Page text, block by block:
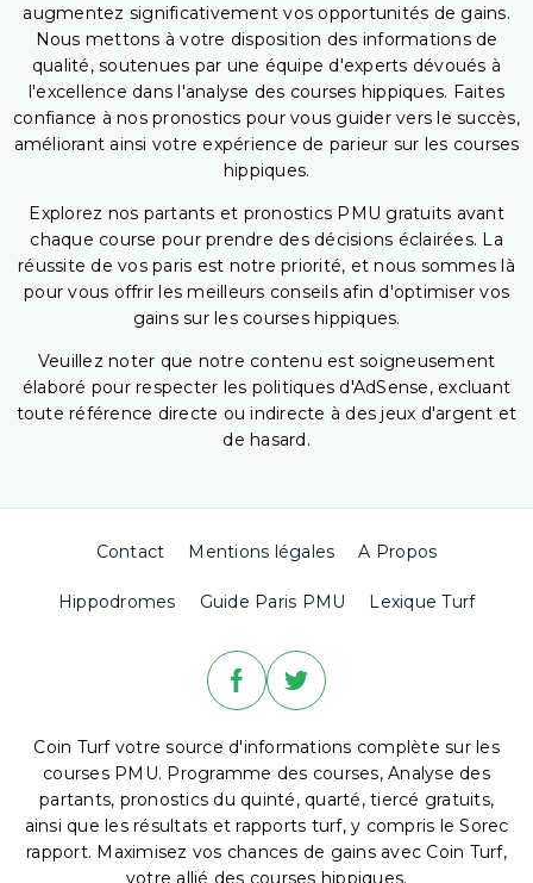
augmentez significativement vos opportunités de gains.
Nous mettons à votre disposition des informations de
qualité, soutenues par une équipe d'experts dévoués à
l'excellence dans l'analyse des courses hippiques. Faites
confiance à nos pronostics pour vous guider vers le succès,
améliorant ainsi votre expérience de parieur sur les courses
hippiques.
Explorez nos partants et pronostics PMU gratuits avant
chaque course pour prendre des décisions éclairées. La
réussite de vos paris est notre priorité, et nous sommes là
pour vous offrir les meilleurs conseils afin d'optimiser vos
gains sur les courses hippiques.
Veuillez noter que notre contenu est soigneusement
élaboré pour respecter les politiques d'AdSense, excluant
toute référence directe ou indirecte à des jeux d'argent et
de hasard.
Contact Mentions légales A Propos
Hippodromes Guide Paris PMU Lexique Turf
Coin Turf votre source d'informations complète sur les
courses PMU. Programme des courses, Analyse des
partants, pronostics du quinté, quarté, tiercé gratuits,
ainsi que les résultats et rapports turf, y compris le Sorec
rapport. Maximisez vos chances de gains avec Coin Turf,